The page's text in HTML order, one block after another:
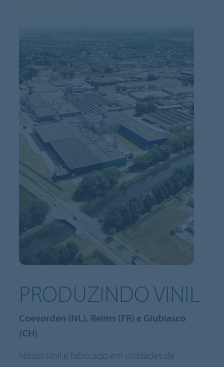
PRODUZINDO VINIL
Coevorden (NL), Reims (FR) e Giubiasco
(CH)
Nosso vinil é fabricado em unidades de